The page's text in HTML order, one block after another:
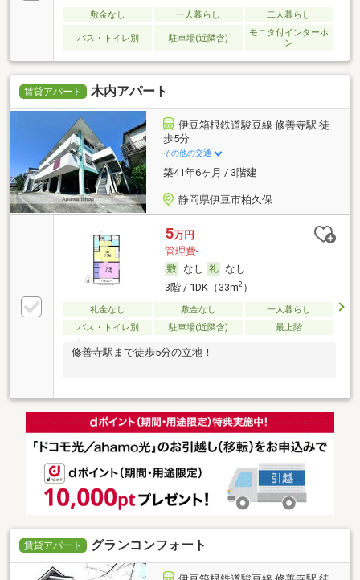
敷金なし 一人暮らし 二人暮らし
バス・トイレ別 駐車場(近隣含)
モニタ付インターホ
ン
賃貸アパート 木内アパート
伊豆箱根鉄道駿豆線 修善寺駅 徒
歩5分
その他の交通
築41年6ヶ月 / 3階建
静岡県伊豆市柏久保
5万円
管理費-
なし
なし
3階 / 1DK（33m2）
礼金なし 敷金なし
一人暮らし
バス・トイレ別
駐車場(近隣含) 最上階
修善寺駅まで徒歩5分の立地！
賃貸アパート グランコンフォート